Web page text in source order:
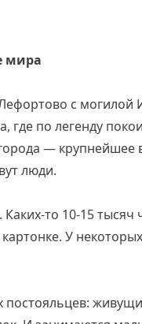
мира
с могилой
по легенду
— крупнейшее
люди.
то 10-15 тысяч
У
постояльцев: